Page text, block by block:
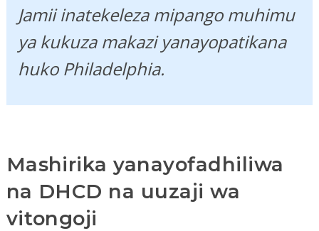
Jamii inatekeleza mipango muhimu
ya kukuza makazi yanayopatikana
huko Philadelphia.
Mashirika yanayofadhiliwa
na DHCD na uuzaji wa
vitongoji